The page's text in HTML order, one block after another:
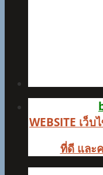
WEBSITE เว็
ที่ดี และ